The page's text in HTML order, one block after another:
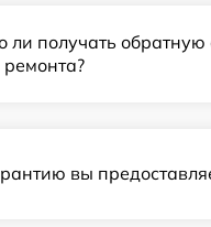
ли получать обратную
вы